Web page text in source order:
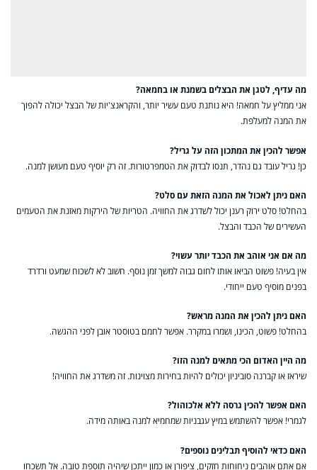
מה עדיף, לטגן את הבצלים בשמנת או בחמאה?
אני ממליץ על חמאה! היא נותנת טעם עשיר יותר, והקראנצ'יות של הבצל יכולה להפוך
את המנה למעלפת.
אפשר להכין את המתכון הזה על גריל?
כן! גריל עובד גם נהדר, תנסו לבדוק את הטמפרטורות. זה רק יוסיף טעם מעושן למנה.
האם ניתן לאכול את המנה הזאת עם סלט?
בהחלט! סלט ירוק רענן יכול לשדרג את החוויה. הטריות של הירקות מאזנת את הטעמים
העשירים של הכבד והבצל.
מה אם אני אוהב את הכבד יותר עשוי?
אין בעיה! פשוט הביאו אותו לחום גבוה למשך זמן נוסף. חשוב לא לשכוח שמעט ורדרד
בפנים מוסיף טעם ייחודי.
האם ניתן להכין את המנה מראש?
בהחלט! פשוט, הכינו, ושמרו במקרר. אפשר לחמם בטוסטר אובן לפני ההגשה.
מה היין האדום הכי מתאים למנה הזו?
שיראז או קברנה סוביניון יכולים להיות בחירות מצוינות. זה משדרג את החוויה!
האם אפשר להכין גרסה ללא אלכוהול?
לגמרי! אפשר להשתמש במיץ עגבניות שמחמיא למנה באותה מידה.
האם כדאי להוסיף תבלינים נוספים?
אם אתם אוהבים ניחוחות חזקים, ציפורן או כמון ייתכן שיהיה תוספת טובה. אל תשכחו